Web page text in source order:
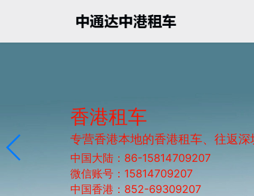
香港租车
专营香港本地的香港租车、往返
中国大陆：86-15814709207
微信账号：15814709207
中国香港：852-69309207